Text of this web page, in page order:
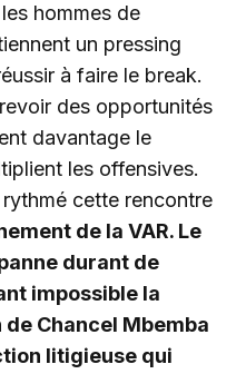
hommes de
un pressing
à faire le break.
des opportunités
davantage le
les offensives.
cette rencontre
de la VAR. Le
durant de
impossible la
Chancel Mbemba
litigieuse qui